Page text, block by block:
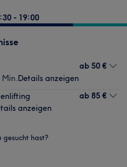
- 19:00
Min.Details anzeigen
ab 50 €
anzeigen
ab 85 €
hast?